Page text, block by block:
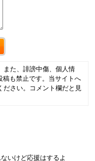
また、誹謗中傷、個人情
稿も禁止です。当サイトへ
ださい。コメント欄だと見
ないけど応援はするよ